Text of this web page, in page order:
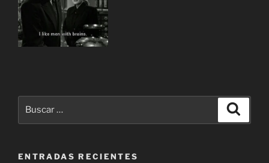
ENTRADAS RECIENTES